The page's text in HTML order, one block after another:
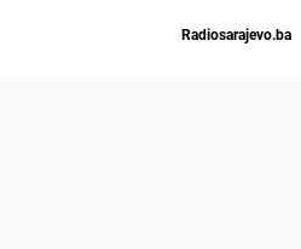
Radiosarajevo.ba